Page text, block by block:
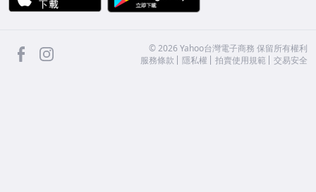
facebook ©2026 Yahoo台灣電子商務 保留所有權利
服務條款
隱私權 拍賣使用規範 交易安全